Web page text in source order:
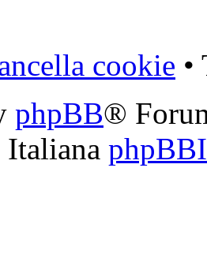
cookie
phpBB®
Italiana